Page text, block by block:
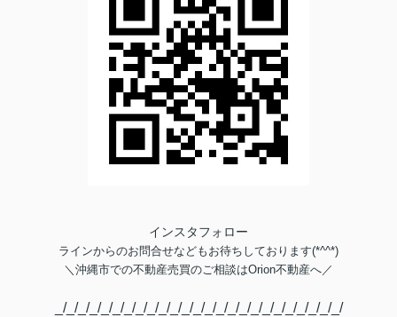
インスタフォロー
ラインからのお問合せなどもお待ちしております(*^^*)
＼ 沖縄市での不動産売買のご相談はOrion不動産へ／
_/_/_/_/_/_/_/_/_/_/_/_/_/_/_/_/_/_/_/_/_/_/_/_/_/